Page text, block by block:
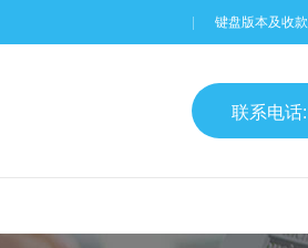
键盘版本及收款
联系电话: